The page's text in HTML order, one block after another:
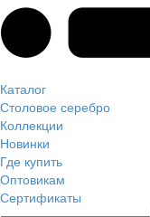
Каталог
Столовое серебро
Коллекции
Новинки
Где купить
Оптовикам
Сертификаты